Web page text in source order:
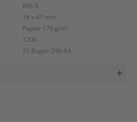
KKS 9
16 x 47 mm
Papier 170 g/m²
1200
25 Bogen DIN A4